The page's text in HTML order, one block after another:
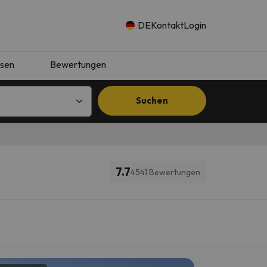
DEKontaktLogin
Bewertungen
Suchen
7.74541 Bewertungen